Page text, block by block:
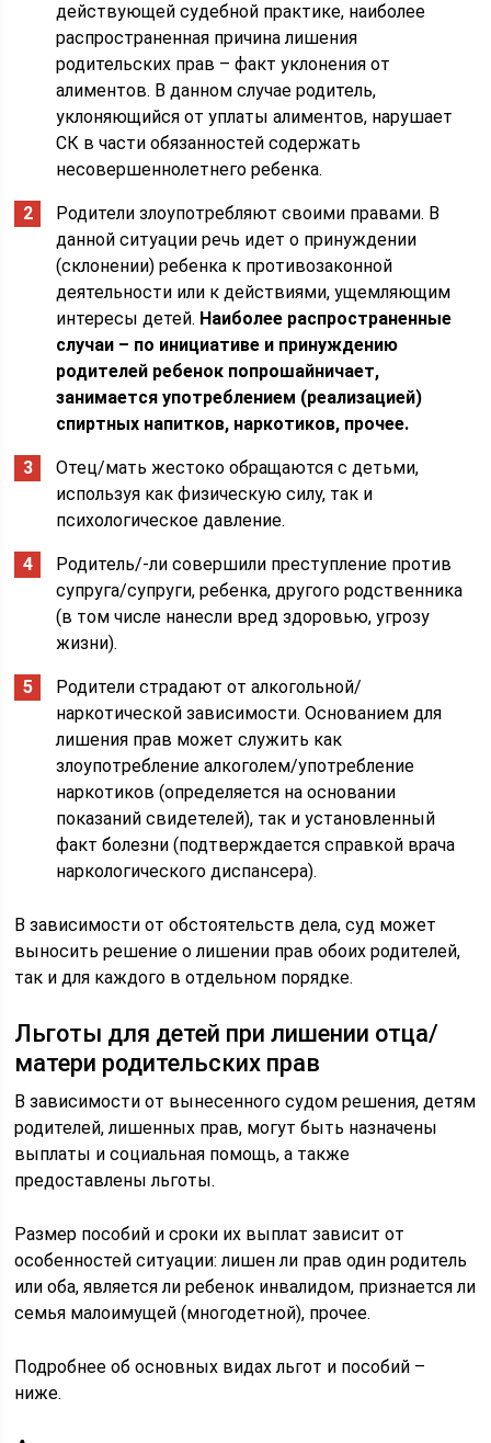
действующей судебной практике, наиболее
распространенная причина лишения
родительских прав – факт уклонения от
алиментов. В данном случае родитель,
уклоняющийся от уплаты алиментов, нарушает
СК в части обязанностей содержать
несовершеннолетнего ребенка.
Родители злоупотребляют своими правами. В
данной ситуации речь идет о принуждении
(склонении) ребенка к противозаконной
деятельности или к действиями, ущемляющим
интересы детей. Наиболее распространенные
случаи – по инициативе и принуждению
родителей ребенок попрошайничает,
занимается употреблением (реализацией)
спиртных напитков, наркотиков, прочее.
Отец/мать жестоко обращаются с детьми,
используя как физическую силу, так и
психологическое давление.
Родитель/-ли совершили преступление против
супруга/супруги, ребенка, другого родственника
(в том числе нанесли вред здоровью, угрозу
жизни).
Родители страдают от алкогольной/
наркотической зависимости. Основанием для
лишения прав может служить как
злоупотребление алкоголем/употребление
наркотиков (определяется на основании
показаний свидетелей), так и установленный
факт болезни (подтверждается справкой врача
наркологического диспансера).
В зависимости от обстоятельств дела, суд может
выносить решение о лишении прав обоих родителей,
так и для каждого в отдельном порядке.
Льготы для детей при лишении отца/
матери родительских прав
В зависимости от вынесенного судом решения, детям
родителей, лишенных прав, могут быть назначены
выплаты и социальная помощь, а также
предоставлены льготы.
Размер пособий и сроки их выплат зависит от
особенностей ситуации: лишен ли прав один родитель
или оба, является ли ребенок инвалидом, признается ли
семья малоимущей (многодетной), прочее.
Подробнее об основных видах льгот и пособий –
ниже.